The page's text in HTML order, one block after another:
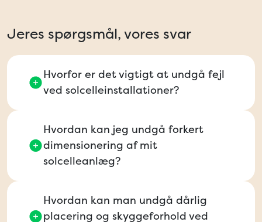
Jeres spørgsmål, vores svar
Hvorfor er det vigtigt at undgå fejl
ved solcelleinstallationer?
Hvordan kan jeg undgå forkert
dimensionering af mit
solcelleanlæg?
Hvordan kan man undgå dårlig
placering og skyggeforhold ved